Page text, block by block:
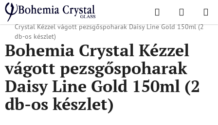
Ugrás
fő
tartalomhoz
Keresés KOSÁR
Kezdőlap
/ Népszerű kollekciók / Százszorszép vonal arany
Bohemia
Crystal Kézzel vágott pezsgőspoharak Daisy Line Gold 150ml (2
db-os készlet)
Bohemia Crystal Kézzel
vágott pezsgőspoharak
Daisy Line Gold 150ml (2
db-os készlet)